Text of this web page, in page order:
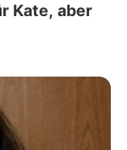
Kate, aber